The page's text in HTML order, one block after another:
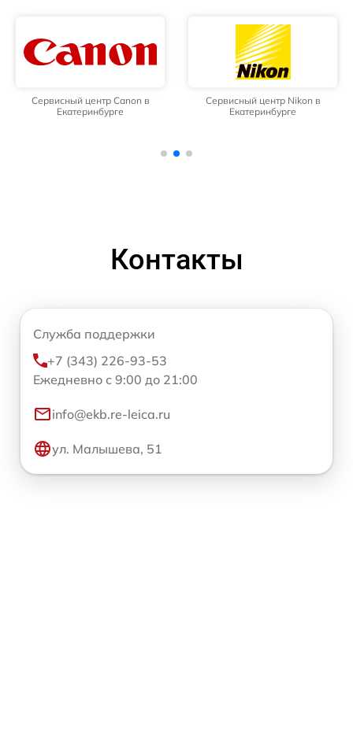
Сервисный центр Canon в
Екатеринбурге
Сервисный центр Nikon в
Екатеринбурге
Контакты
Служба поддержки
+7 (343) 226-93-53
Ежедневно с 9:00 до 21:00
info@ekb.re-leica.ru
ул. Малышева, 51